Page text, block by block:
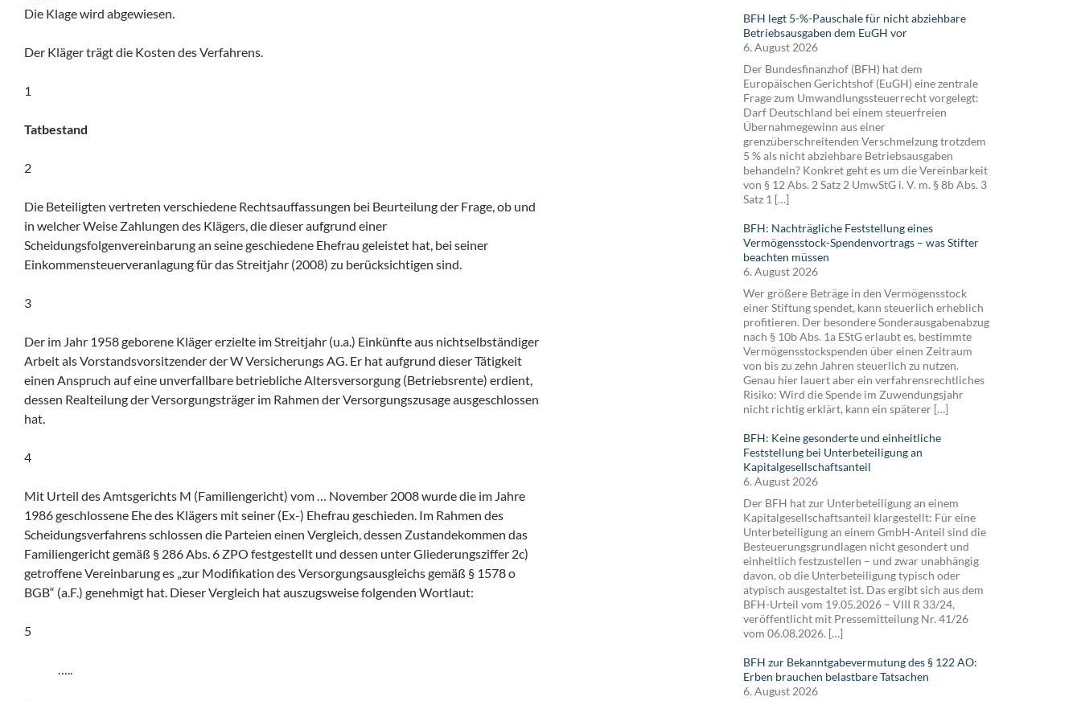
Die Klage wird abgewiesen.
Der Kläger trägt die Kosten des Verfahrens.
1
Tatbestand
2
Die Beteiligten vertreten verschiedene Rechtsauffassungen bei Beurteilung der Frage, ob und
in welcher Weise Zahlungen des Klägers, die dieser aufgrund einer
Scheidungsfolgenvereinbarung an seine geschiedene Ehefrau geleistet hat, bei seiner
Einkommensteuerveranlagung für das Streitjahr (2008) zu berücksichtigen sind.
3
Der im Jahr 1958 geborene Kläger erzielte im Streitjahr (u.a.) Einkünfte aus nichtselbständiger
Arbeit als Vorstandsvorsitzender der W Versicherungs AG. Er hat aufgrund dieser Tätigkeit
einen Anspruch auf eine unverfallbare betriebliche Altersversorgung (Betriebsrente) erdient,
dessen Realteilung der Versorgungsträger im Rahmen der Versorgungszusage ausgeschlossen
hat.
4
Mit Urteil des Amtsgerichts M (Familiengericht) vom … November 2008 wurde die im Jahre
1986 geschlossene Ehe des Klägers mit seiner (Ex-) Ehefrau geschieden. Im Rahmen des
Scheidungsverfahrens schlossen die Parteien einen Vergleich, dessen Zustandekommen das
Familiengericht gemäß § 286 Abs. 6 ZPO festgestellt und dessen unter Gliederungsziffer 2c)
getroffene Vereinbarung es „zur Modifikation des Versorgungsausgleichs gemäß § 1578 o
BGB“ (a.F.) genehmigt hat. Dieser Vergleich hat auszugsweise folgenden Wortlaut:
5
…..
BFH legt 5-%-Pauschale für nicht abziehbare
Betriebsausgaben dem EuGH vor
6. August 2026
Der Bundesfinanzhof (BFH) hat dem
Europäischen Gerichtshof (EuGH) eine zentrale
Frage zum Umwandlungssteuerrecht vorgelegt:
Darf Deutschland bei einem steuerfreien
Übernahmegewinn aus einer
grenzüberschreitenden Verschmelzung trotzdem
5 % als nicht abziehbare Betriebsausgaben
behandeln? Konkret geht es um die Vereinbarkeit
von § 12 Abs. 2 Satz 2 UmwStG i. V. m. § 8b Abs. 3
Satz 1 […]
BFH: Nachträgliche Feststellung eines
Vermögensstock-Spendenvortrags – was Stifter
beachten müssen
6. August 2026
Wer größere Beträge in den Vermögensstock
einer Stiftung spendet, kann steuerlich erheblich
profitieren. Der besondere Sonderausgabenabzug
nach § 10b Abs. 1a EStG erlaubt es, bestimmte
Vermögensstockspenden über einen Zeitraum
von bis zu zehn Jahren steuerlich zu nutzen.
Genau hier lauert aber ein verfahrensrechtliches
Risiko: Wird die Spende im Zuwendungsjahr
nicht richtig erklärt, kann ein späterer […]
BFH: Keine gesonderte und einheitliche
Feststellung bei Unterbeteiligung an
Kapitalgesellschaftsanteil
6. August 2026
Der BFH hat zur Unterbeteiligung an einem
Kapitalgesellschaftsanteil klargestellt: Für eine
Unterbeteiligung an einem GmbH-Anteil sind die
Besteuerungsgrundlagen nicht gesondert und
einheitlich festzustellen – und zwar unabhängig
davon, ob die Unterbeteiligung typisch oder
atypisch ausgestaltet ist. Das ergibt sich aus dem
BFH-Urteil vom 19.05.2026 – VIII R 33/24,
veröffentlicht mit Pressemitteilung Nr. 41/26
vom 06.08.2026. […]
BFH zur Bekanntgabevermutung des § 122 AO:
Erben brauchen belastbare Tatsachen
6. August 2026